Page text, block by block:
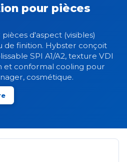
pour pièces
d'aspect (visibles)
de finition. Hybster conçoit
SPI A1/A2, texture VDI
et conformal cooling pour
cosmétique.